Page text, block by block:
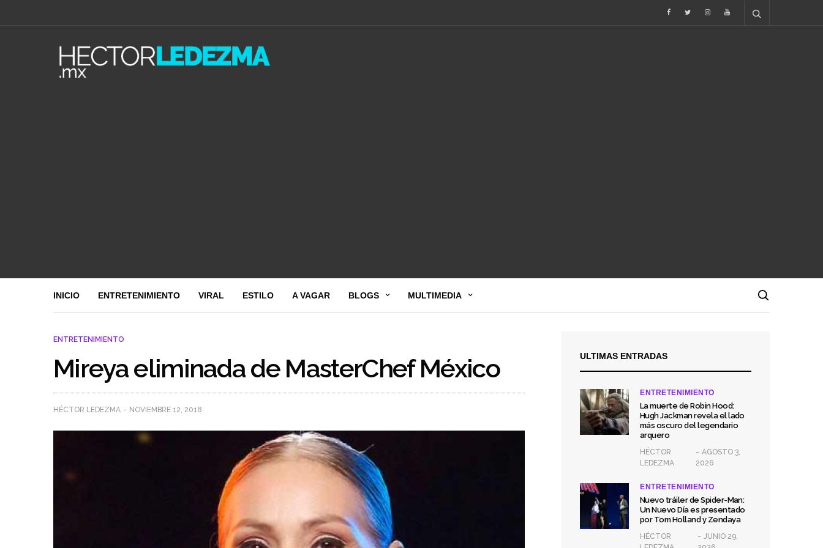
INICIO ENTRETENIMIENTO VIRAL ESTILO A VAGAR BLOGS MULTIMEDIA
ENTRETENIMIENTO
Mireya eliminada de MasterChef México
HÉCTOR LEDEZMA NOVIEMBRE 12, 2018
ULTIMAS ENTRADAS
ENTRETENIMIENTO
La muerte de Robin Hood:
Hugh Jackman revela el lado
más oscuro del legendario
arquero
HÉCTOR
LEDEZMA
AGOSTO 3,
2026
ENTRETENIMIENTO
Nuevo tráiler de Spider-Man:
Un Nuevo Día es presentado
por Tom Holland y Zendaya
HÉCTOR
JUNIO 29,